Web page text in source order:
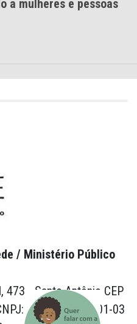
a mulheres e pessoas
/ Ministério Público
473 - Santo Antônio CEP
24.417.065/0001-03